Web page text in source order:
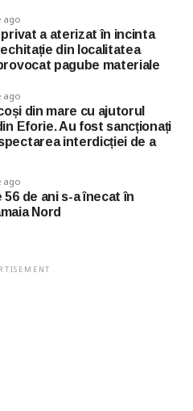
ago
a aterizat în incinta
din localitatea
pagube materiale
ago
din mare cu ajutorul
Eforie. Au fost sancționați
interdicției de a
ago
56 de ani s-a înecat în
Nord